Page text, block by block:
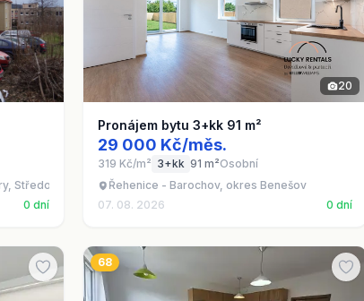
Středočeský kraj
0 dní
20
Pronájem bytu 3+kk 91 m²
29 000 Kč/měs.
319 Kč/m² 3+kk 91 m²Osobní
Řehenice - Barochov, okres Benešov
07. 08. 2026
0 dní
68